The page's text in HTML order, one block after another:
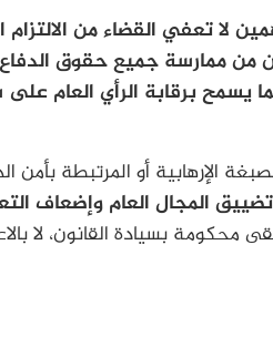
لا تعفي القضاء من الالتزام
من ممارسة جميع حقوق
يسمح برقابة الرأي العام
الإرهابية أو المرتبطة بأمن
المجال العام وإضعاف
بسيادة القانون، لا